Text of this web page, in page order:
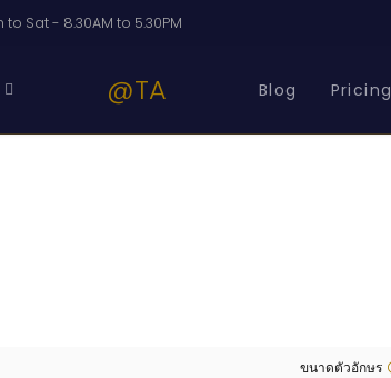
to Sat - 8.30AM to 5.30PM
@TA Blog Pricing
ขนาดตัวอักษร